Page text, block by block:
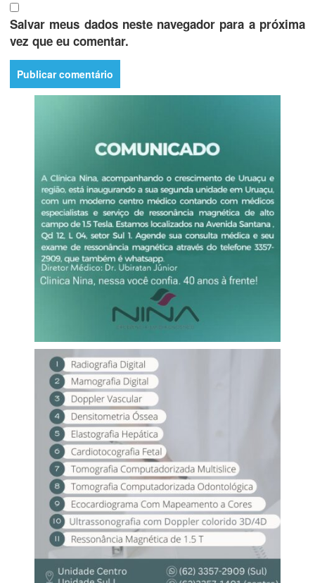
Salvar meus dados neste navegador para a próxima
vez que eu comentar.